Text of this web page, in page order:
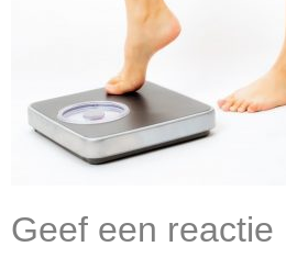
Geef een reactie